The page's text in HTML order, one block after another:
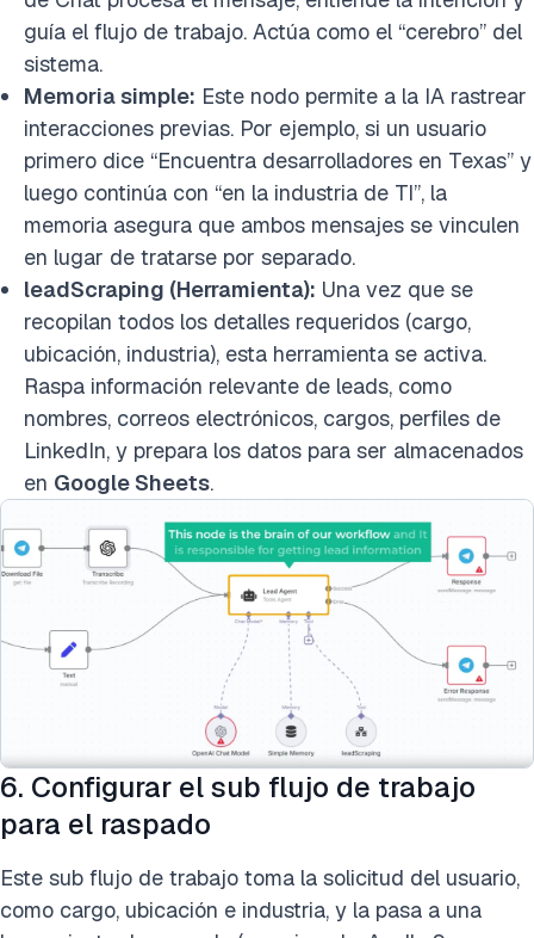
guía el flujo de trabajo. Actúa como el “cerebro” del
sistema.
Memoria simple: Este nodo permite a la IA rastrear
interacciones previas. Por ejemplo, si un usuario
primero dice “Encuentra desarrolladores en Texas” y
luego continúa con “en la industria de TI”, la
memoria asegura que ambos mensajes se vinculen
en lugar de tratarse por separado.
leadScraping (Herramienta): Una vez que se
recopilan todos los detalles requeridos (cargo,
ubicación, industria), esta herramienta se activa.
Raspa información relevante de leads, como
nombres, correos electrónicos, cargos, perfiles de
LinkedIn, y prepara los datos para ser almacenados
en Google Sheets.
6. Configurar el sub flujo de trabajo
para el raspado
Este sub flujo de trabajo toma la solicitud del usuario,
como cargo, ubicación e industria, y la pasa a una